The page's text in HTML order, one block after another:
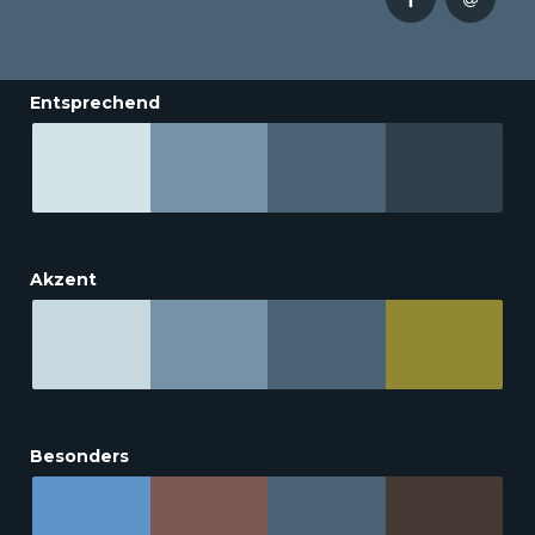
Entsprechend
Akzent
Besonders